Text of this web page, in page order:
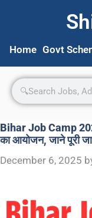
Home Govt
Bihar Job Camp
का आयोजन, जाने पूरी
December 6, 2025